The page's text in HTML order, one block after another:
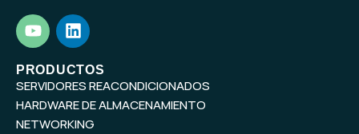
Y
o
u
t
u
b
e
L
i
n
k
e
d
i
PRODUCTOS
SERVIDORES REACONDICIONADOS
HARDWARE DE ALMACENAMIENTO
NETWORKING